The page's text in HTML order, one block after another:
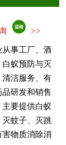
>>
从事工厂、酒
白蚁预防与灭
洁服务、有
研发和销售
要提供白蚁
灭蚊子、灭跳
物质消除消